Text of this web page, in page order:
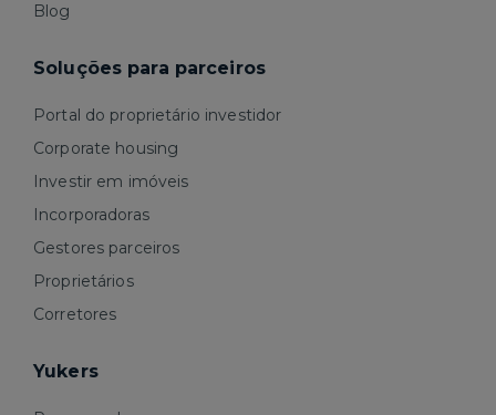
Blog
Soluções para parceiros
Portal do proprietário investidor
Corporate housing
Investir em imóveis
Incorporadoras
Gestores parceiros
Proprietários
Corretores
Yukers